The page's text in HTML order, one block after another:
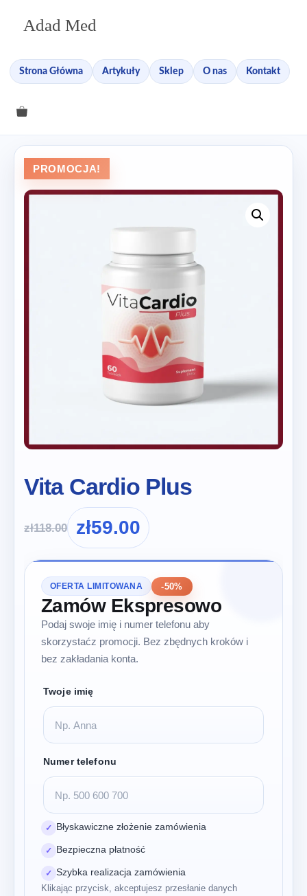
Adad Med
Strona Główna Artykuły Sklep O nas Kontakt
PROMOCJA!
Vita Cardio Plus
zł118.00 zł59.00
OFERTA LIMITOWANA -50%
Zamów Ekspresowo
Podaj swoje imię i numer telefonu aby
skorzystaćz promocji. Bez zbędnych kroków i
bez zakładania konta.
Twoje imię
Numer telefonu
✓ Błyskawiczne złożenie zamówienia
✓ Bezpieczna płatność
✓ Szybka realizacja zamówienia
Klikając przycisk, akceptujesz przesłanie danych